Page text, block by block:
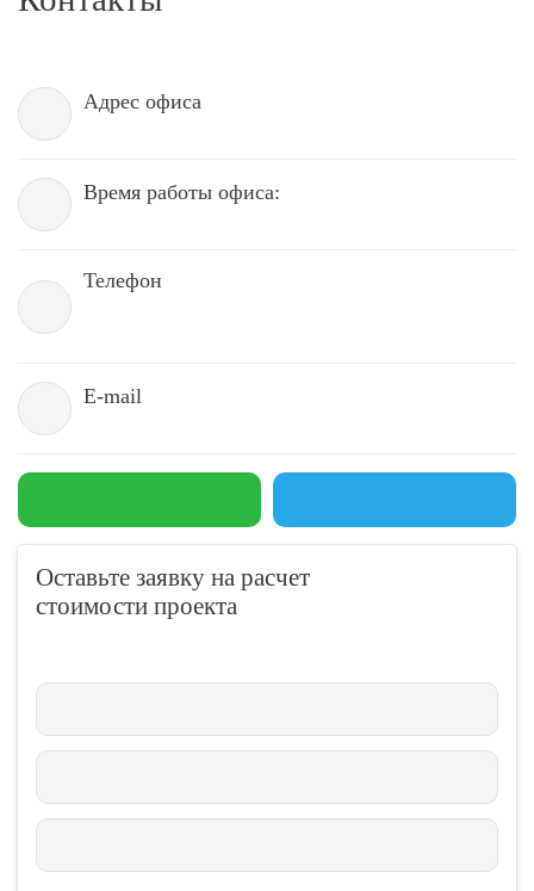
Адрес офиса
Время работы офиса:
Телефон
E-mail
Оставьте заявку на расчет
стоимости проекта